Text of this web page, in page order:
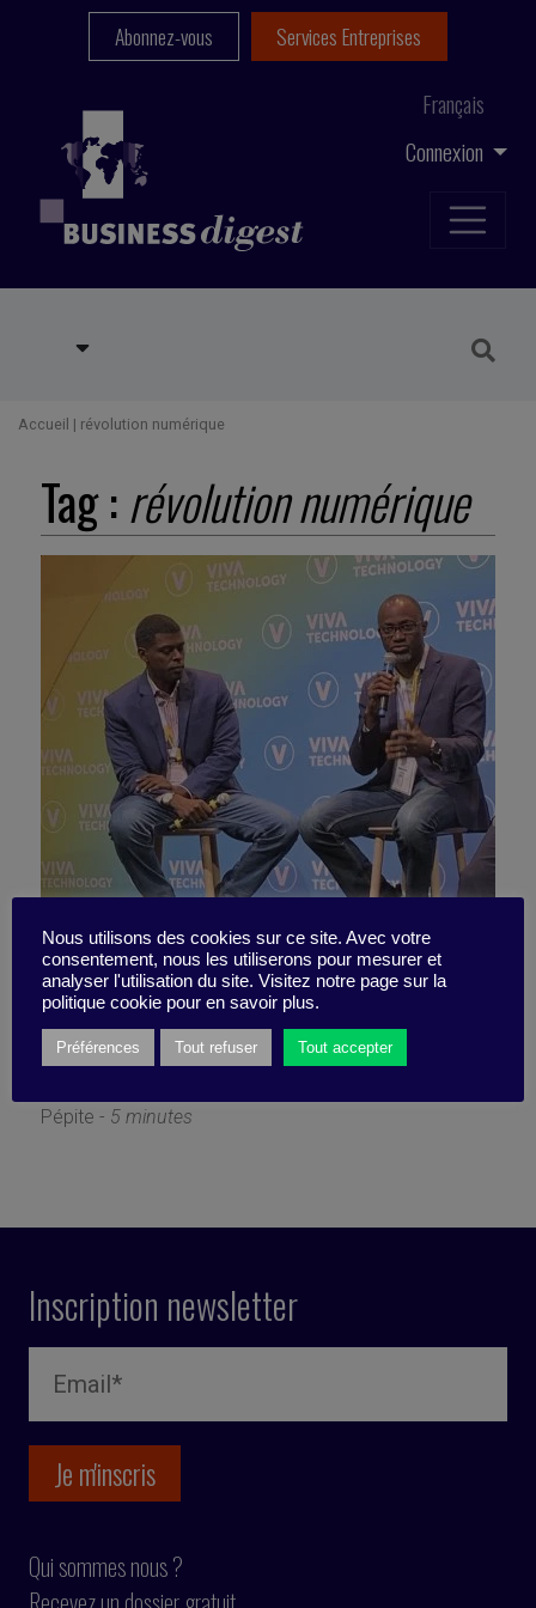
Connexion
Français
Abonnez-vous Services Entreprises
Accueil | révolution numérique
Tag :révolution numérique
AfricaTech, la révolution
africaine
Pépite - 5 minutes
Inscription newsletter
Qui sommes nous ?
Nous utilisons des cookies sur ce site. Avec votre
consentement, nous les utiliserons pour mesurer et
analyser l'utilisation du site. Visitez notre page sur la
politique cookie pour en savoir plus.
Préférences Tout refuser Tout accepter